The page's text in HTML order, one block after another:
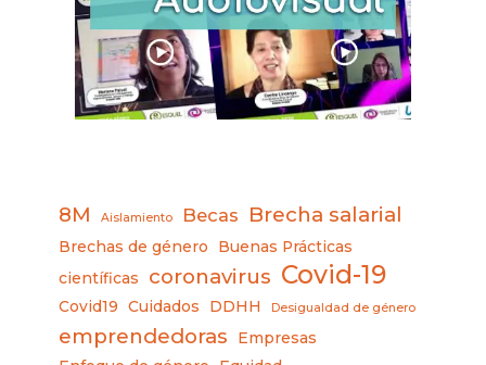
8M Aislamiento Becas Brecha salarial
Brechas de género
Buenas Prácticas
científicas
coronavirus Covid-19
Covid19 Cuidados DDHH Desigualdad de género
emprendedoras
Empresas